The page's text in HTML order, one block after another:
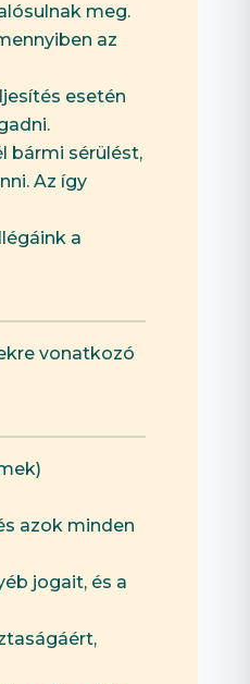
meg.
az
esetén
bármi sérülést,
Az így
a
vonatkozó
azok minden
jogait, és a